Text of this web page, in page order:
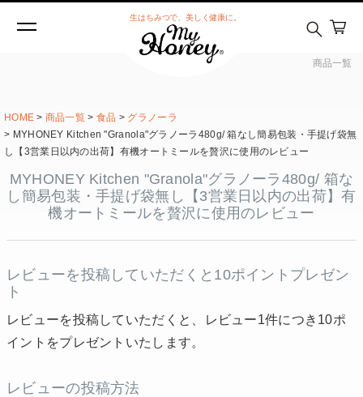
商品一覧
生はちみつで、美しく健康に。
HOME 商品一覧 食品
グラノーラ
MYHONEY Kitchen "Granola"グラノーラ480g/ 箱なし簡易包装・手提げ袋無
し【3営業日以内の出荷】有機オートミールを贅沢に使用のレビュー
MYHONEY Kitchen "Granola"グラノーラ480g/ 箱な
し簡易包装・手提げ袋無し【3営業日以内の出荷】有
機オートミールを贅沢に使用のレビュー
レビューを投稿していただくと10ポイントプレゼン
ト
レビューを投稿していただくと、レビュー1件につき10ポ
イントをプレゼントいたします。
レビューの投稿方法